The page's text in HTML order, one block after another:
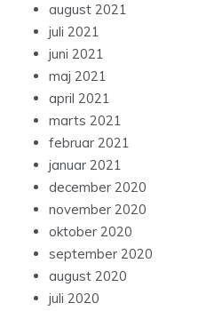
august 2021
juli 2021
juni 2021
maj 2021
april 2021
marts 2021
februar 2021
januar 2021
december 2020
november 2020
oktober 2020
september 2020
august 2020
juli 2020